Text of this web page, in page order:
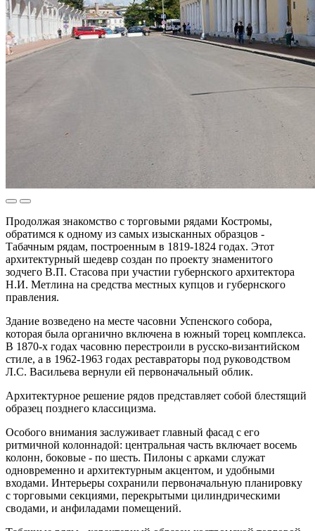
Продолжая знакомство с торговыми рядами Костромы,
обратимся к одному из самых изысканных образцов -
Табачным рядам, построенным в 1819-1824 годах. Этот
архитектурный шедевр создан по проекту знаменитого
зодчего В.П. Стасова при участии губернского архитектора
Н.И. Метлина на средства местных купцов и губернского
правления.
Здание возведено на месте часовни Успенского собора,
которая была органично включена в южный торец комплекса.
В 1870-х годах часовню перестроили в русско-византийском
стиле, а в 1962-1963 годах реставраторы под руководством
Л.С. Васильева вернули ей первоначальный облик.
Архитектурное решение рядов представляет собой блестящий
образец позднего классицизма.
Особого внимания заслуживает главный фасад с его
ритмичной колоннадой: центральная часть включает восемь
колонн, боковые - по шесть. Пилоны с арками служат
одновременно и архитектурным акцентом, и удобными
входами. Интерьеры сохранили первоначальную планировку
с торговыми секциями, перекрытыми цилиндрическими
сводами, и анфиладами помещений.